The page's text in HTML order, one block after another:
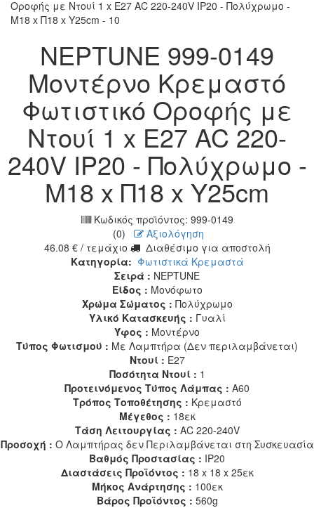
NEPTUNE 999-0149
Μοντέρνο Κρεμαστό
Φωτιστικό Οροφής με
Ντουί 1 x E27 AC 220-
240V IP20 - Πολύχρωμο -
Μ18 x Π18 x Υ25cm
Κωδικός προϊόντος: 999-0149
(0)
Αξιολόγηση
46.08 € / τεμάχιο
Διαθέσιμο για αποστολή
Κατηγορία: Φωτιστικά Κρεμαστά
Σειρά : NEPTUNE
Είδος : Μονόφωτο
Χρώμα Σώματος : Πολύχρωμο
Υλικό Κατασκευής : Γυαλί
Ύφος : Μοντέρνο
Τύπος Φωτισμού : Με Λαμπτήρα (Δεν περιλαμβάνεται)
Ντουί : E27
Ποσότητα Ντουί : 1
Προτεινόμενος Τύπος Λάμπας : A60
Τρόπος Τοποθέτησης : Κρεμαστό
Μέγεθος : 18εκ
Τάση Λειτουργίας : AC 220-240V
Προσοχή : Ο Λαμπτήρας δεν Περιλαμβάνεται στη Συσκευασία
Βαθμός Προστασίας : IP20
Διαστάσεις Προϊόντος : 18 x 18 x 25εκ
Μήκος Ανάρτησης : 100εκ
Βάρος Προϊόντος : 560g